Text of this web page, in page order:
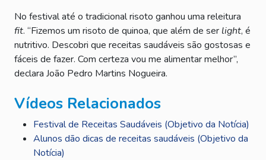
No festival até o tradicional risoto ganhou uma releitura
fit. “Fizemos um risoto de quinoa, que além de ser light, é
nutritivo. Descobri que receitas saudáveis são gostosas e
fáceis de fazer. Com certeza vou me alimentar melhor”,
declara João Pedro Martins Nogueira.
Vídeos Relacionados
Festival de Receitas Saudáveis (Objetivo da Notícia)
Alunos dão dicas de receitas saudáveis (Objetivo da
Notícia)